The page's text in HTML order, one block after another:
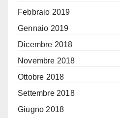
Febbraio 2019
Gennaio 2019
Dicembre 2018
Novembre 2018
Ottobre 2018
Settembre 2018
Giugno 2018